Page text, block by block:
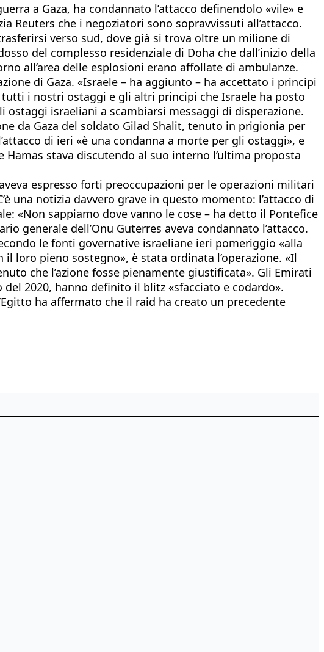
a Gaza, ha condannato l’attacco definendolo «vile» e
Reuters che i negoziatori sono sopravvissuti all’attacco.
verso sud, dove già si trova oltre un milione di
del complesso residenziale di Doha che dall’inizio della
all’area delle esplosioni erano affollate di ambulanze.
di Gaza. «Israele – ha aggiunto – ha accettato i principi
i nostri ostaggi e gli altri principi che Israele ha posto
israeliani a scambiarsi messaggi di disperazione.
da Gaza del soldato Gilad Shalit, tenuto in prigionia per
di ieri «è una condanna a morte per gli ostaggi», e
stava discutendo al suo interno l’ultima proposta
espresso forti preoccupazioni per le operazioni militari
una notizia davvero grave in questo momento: l’attacco di
«Non sappiamo dove vanno le cose – ha detto il Pontefice
generale dell’Onu Guterres aveva condannato l’attacco.
le fonti governative israeliane ieri pomeriggio «alla
loro pieno sostegno», è stata ordinata l’operazione. «Il
che l’azione fosse pienamente giustificata». Gli Emirati
2020, hanno definito il blitz «sfacciato e codardo».
ha affermato che il raid ha creato un precedente